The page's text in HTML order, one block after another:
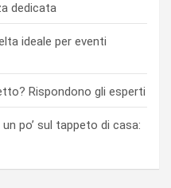
dedicata
ideale per eventi
Rispondono gli esperti
po’ sul tappeto di casa: